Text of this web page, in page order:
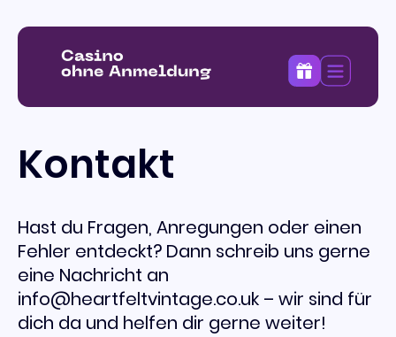
Kontakt
Hast du Fragen, Anregungen oder einen
Fehler entdeckt? Dann schreib uns gerne
eine Nachricht an
info@heartfeltvintage.co.uk– wir sind für
dich da und helfen dir gerne weiter!